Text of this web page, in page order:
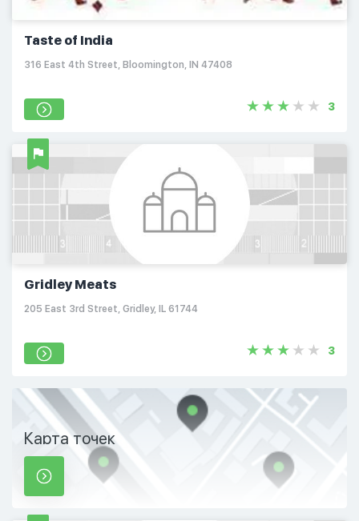
Taste of India
316 East 4th Street, Bloomington, IN 47408
3
Gridley Meats
205 East 3rd Street, Gridley, IL 61744
3
Карта точек